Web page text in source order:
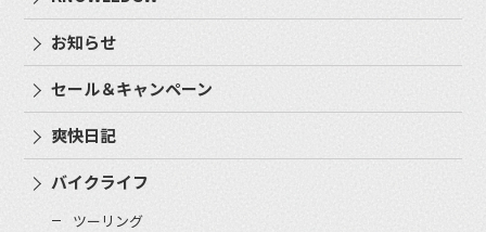
お知らせ
セール＆キャンペーン
爽快日記
バイクライフ
ツーリング